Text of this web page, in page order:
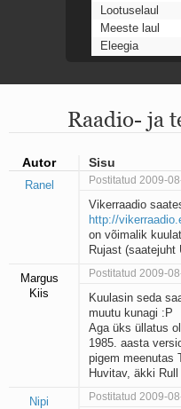
Lootuselaul
Meeste laul
Eleegia
Ahtumine
Mu isamaa on
Ma mustas öös
Aeg
Oota mind
Ih-ih-hii ja ah-
Päikeselapsed
Laul
Luigelaul
Nii vaikseks
Mis saab
Ei mullast
Avanemine
Üleminek
Laul teost
Põhi, lõuna,
Elupõline kaja
Raadio- ja
Autor Sisu
Ranel Postitatud 2009-
Vikerraadio
http://
on võimalik
Rujast
Margus
Kiis
Postitatud 2009-
Kuulasin seda
muutu kunagi :P
Aga üks üllatus
1985. aasta
pigem meenutas
Huvitav, äkki
Nipi Postitatud 2009-